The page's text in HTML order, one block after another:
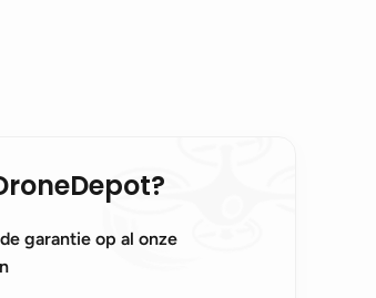
garantie op al onze